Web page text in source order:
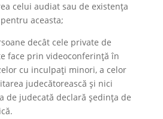
celui audiat sau de existența
aceasta;
decât cele private de
face prin videoconferință în
cu inculpați minori, a celor
judecătorească și nici
de judecată declară ședința de